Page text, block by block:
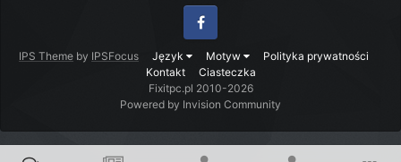
IPS Theme by IPSFocus Język Motyw
Polityka prywatności
Kontakt
Ciasteczka
Facebook
Fixitpc.pl 2010-2026
Powered by Invision Community